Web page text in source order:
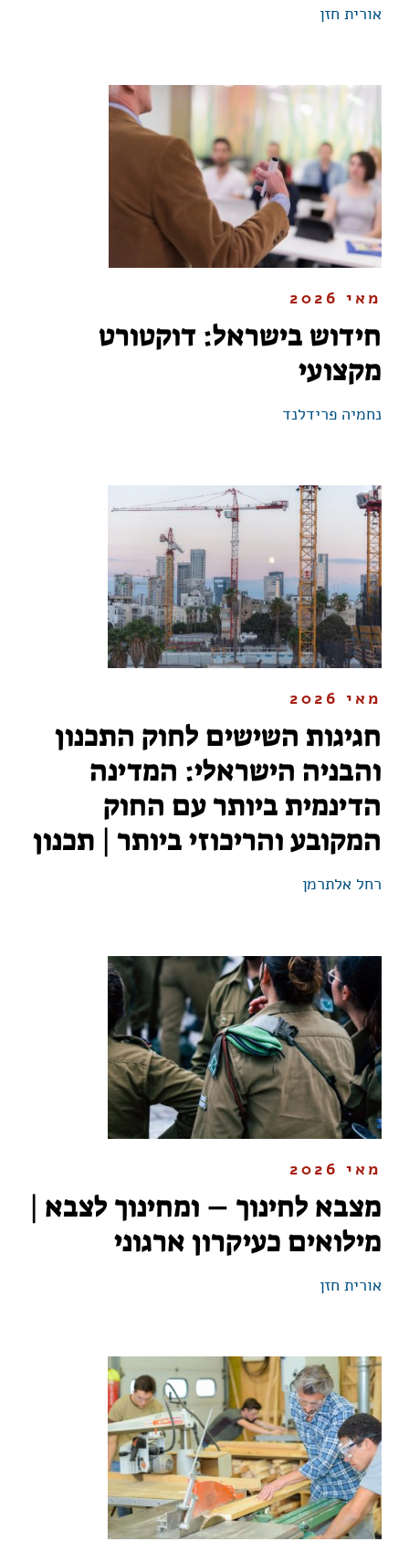
אורית חזן
מאי 2026
חידוש בישראל: דוקטורט
מקצועי
נחמיה פרידלנד
מאי 2026
חגיגות השישים לחוק התכנון
והבניה הישראלי: המדינה
הדינמית ביותר עם החוק
המקובע והריכוזי ביותר | תכנון
רחל אלתרמן
מאי 2026
מצבא לחינוך – ומחינוך לצבא |
מילואים כעיקרון ארגוני
אורית חזן